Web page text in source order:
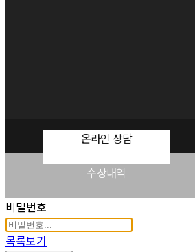
온라인 상담
수상내역
비밀번호
목록보기